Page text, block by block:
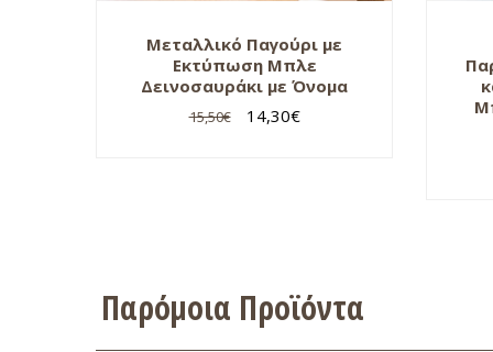
Μεταλλικό Παγούρι με
Εκτύπωση Μπλε
Δεινοσαυράκι με Όνομα
15,50€ 14,30€
Παρόμοια Προϊόντα